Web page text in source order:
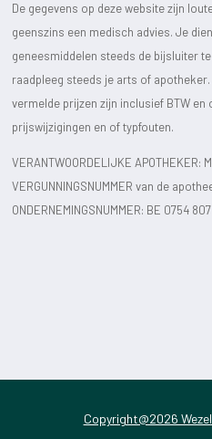
De gegevens op deze website zijn
geenszins een medisch advies. Je
geneesmiddelen steeds de bijsluiter
raadpleeg steeds je arts of
vermelde prijzen zijn inclusief BTW en
prijswijzigingen en of typfouten.
VERANTWOORDELIJKE APOTHEKER:
VERGUNNINGSNUMMER van de
ONDERNEMINGSNUMMER: BE 0754 807
Copyright@2026